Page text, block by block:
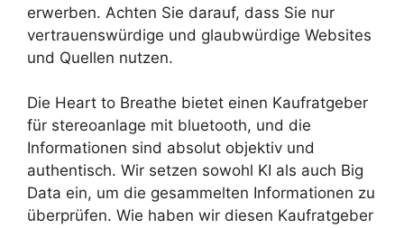
erwerben. Achten Sie darauf, dass Sie nur
vertrauenswürdige und glaubwürdige Websites
und Quellen nutzen.
Die Heart to Breathe bietet einen Kaufratgeber
für stereoanlage mit bluetooth, und die
Informationen sind absolut objektiv und
authentisch. Wir setzen sowohl KI als auch Big
Data ein, um die gesammelten Informationen zu
überprüfen. Wie haben wir diesen Kaufratgeber